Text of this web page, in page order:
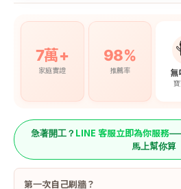
7萬+
家庭實證
98%
推薦率 無
急著開工？ LINE 客服立即為你服務
馬上幫你算
第一次自己刷牆？